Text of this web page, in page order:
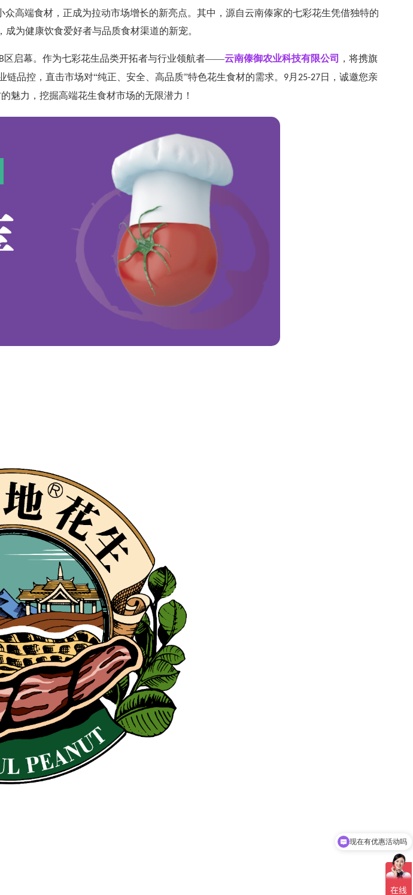
众高端食材，正成为拉动市场增长的新亮点。其中，源自云南傣家的七彩花生凭借独特的
为健康饮食爱好者与品质食材渠道的新宠。
区启幕。作为七彩花生品类开拓者与行业领航者——云南傣御农业科技有限公司
，将携旗
品控，直击市场对“纯正、安全、高品质”特色花生食材的需求。 9月 25-27日，诚邀您亲
魅力，挖掘高端花生食材市场的无限潜力！
可以介绍下你们的产品么